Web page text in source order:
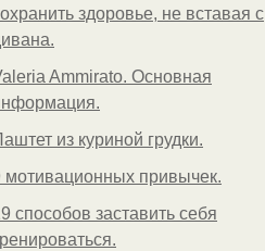
здоровье, не вставая с
Ammirato. Основная
из куриной грудки.
мотивационных привычек.
способов заставить себя